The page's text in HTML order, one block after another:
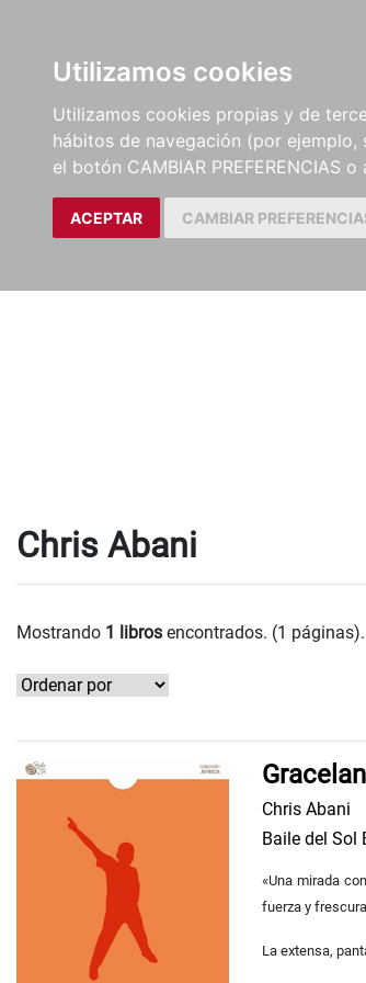
Utilizamos cookies
Utilizamos cookies propias y de
hábitos de navegación (por
el botón CAMBIAR PREFERENCIAS
ACEPTAR CAMBIAR
Chris Abani
Mostrando 1 libros encontrados. (1 páginas).
Chris Abani
Baile del Sol
«Una mirada
fuerza y
La extensa,